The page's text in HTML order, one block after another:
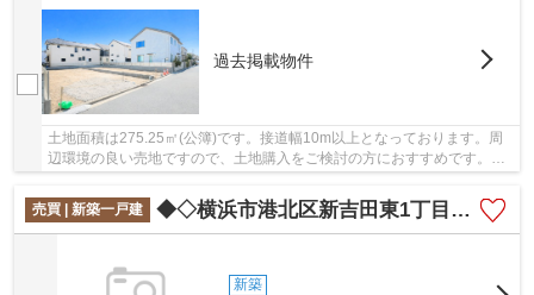
過去掲載物件
土地面積は275.25㎡(公簿)です。接道幅10m以上となっております。周
辺環境の良い売地ですので、土地購入をご検討の方におすすめです。平
売買 | 新築一戸建
◆◇横浜市港北区新吉田東1丁目 新築戸建て 1号棟◇◆
新築